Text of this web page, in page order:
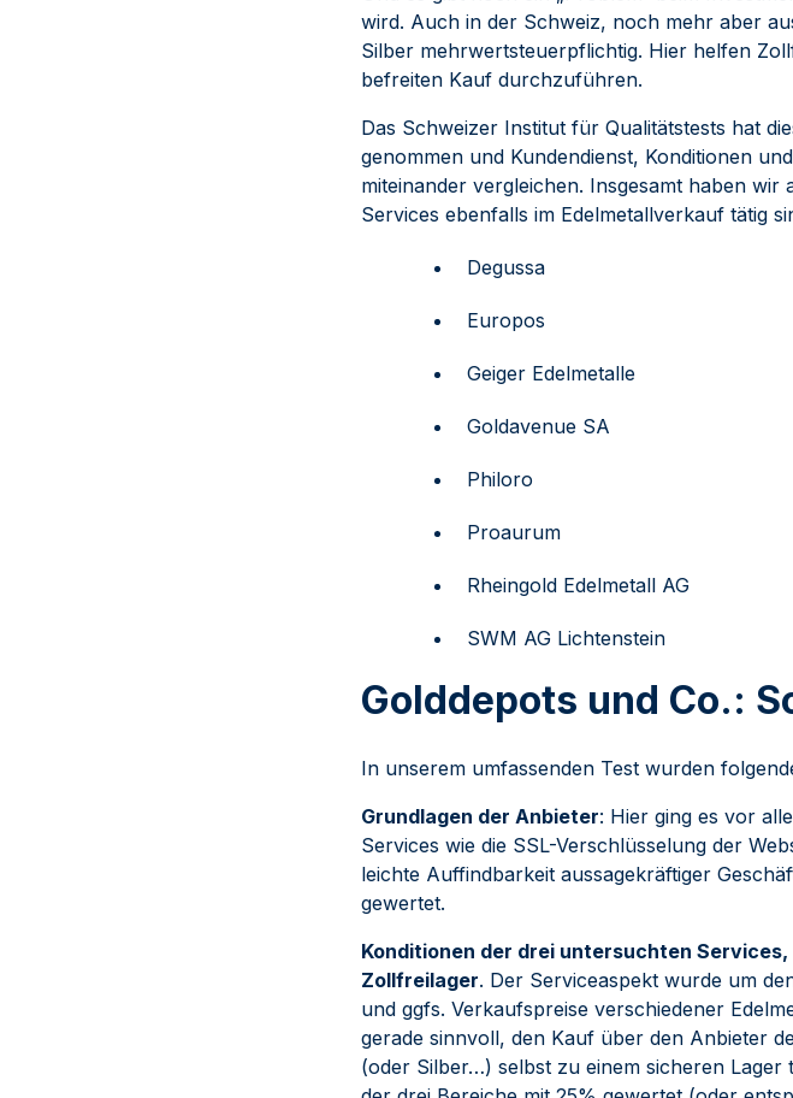
wird. Auch in der Schweiz, noch mehr aber
Silber mehrwertsteuerpflichtig. Hier helfen
befreiten Kauf durchzuführen.
Das Schweizer Institut für Qualitätstests hat
genommen und Kundendienst, Konditionen
miteinander vergleichen. Insgesamt haben
Services ebenfalls im Edelmetallverkauf tätig
Degussa
Europos
Geiger Edelmetalle
Goldavenue SA
Philoro
Proaurum
Rheingold Edelmetall AG
SWM AG Lichtenstein
Golddepots und Co.:
In unserem umfassenden Test wurden
Grundlagen der Anbieter: Hier ging es vor
Services wie die SSL-Verschlüsselung der
leichte Auffindbarkeit aussagekräftiger
gewertet.
Konditionen der drei untersuchten
Zollfreilager. Der Serviceaspekt wurde um
und ggfs. Verkaufspreise verschiedener
gerade sinnvoll, den Kauf über den Anbieter
(oder Silber…) selbst zu einem sicheren